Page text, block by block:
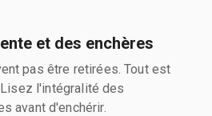
et des enchères
pas être retirées. Tout est
l'intégralité des
avant d'enchérir.